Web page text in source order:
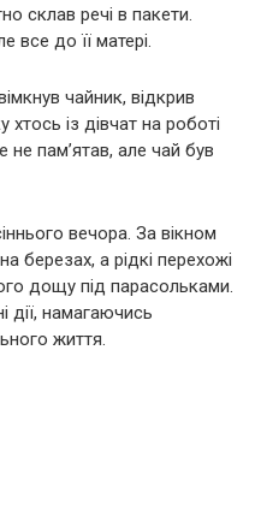
склав речі в пакети.
все до її матері.
чайник, відкрив
із дівчат на роботі
пам’ятав, але чай був
вечора. За вікном
березах, а рідкі перехожі
дощу під парасольками.
дії, намагаючись
життя.